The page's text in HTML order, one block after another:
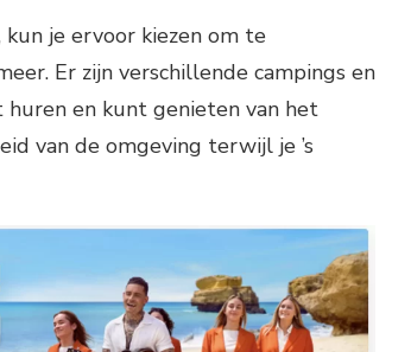
je ervoor kiezen om te
Er zijn verschillende campings en
en kunt genieten van het
van de omgeving terwijl je ’s